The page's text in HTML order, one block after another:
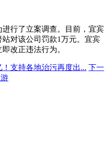
行了立案调查。目前，宜宾
对该公司罚款1万元。宜宾
改正违法行为。
支持各地治污再度出... 下一